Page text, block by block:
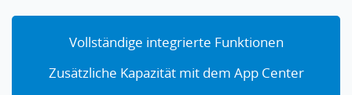
Vollständige integrierte Funktionen
Zusätzliche Kapazität mit dem App Center